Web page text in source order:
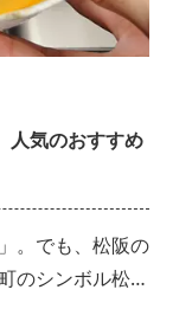
気のおすすめ
。でも、松阪の
のシンボル松坂